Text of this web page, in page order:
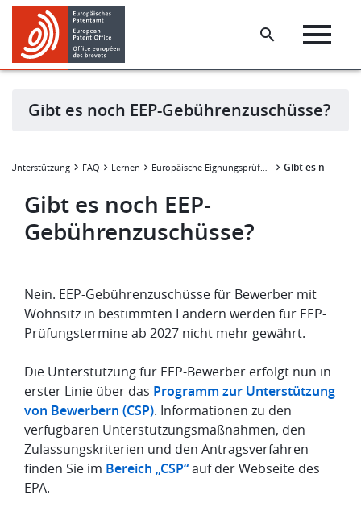
Skip
main
content
Skip
footer
Gibt es noch EEP-Gebührenzuschüsse?
& Unterstützung FAQ Lernen Europäische Eignungsprüfung Gibt es noch
Gibt es noch EEP-
Gebührenzuschüsse?
Nein. EEP-Gebührenzuschüsse für Bewerber mit
Wohnsitz in bestimmten Ländern werden für EEP-
Prüfungstermine ab 2027 nicht mehr gewährt.
Die Unterstützung für EEP-Bewerber erfolgt nun in
erster Linie über das Programm zur Unterstützung
von Bewerbern (CSP). Informationen zu den
verfügbaren Unterstützungsmaßnahmen, den
Zulassungskriterien und den Antragsverfahren
finden Sie im Bereich „CSP“auf der Webseite des
EPA.